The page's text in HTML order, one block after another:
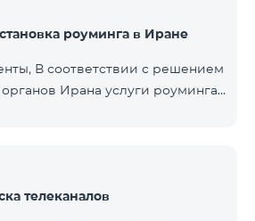
все абоненты с активной
услуг COSMO или COMBO. С
роуминга в Иране
В соответствии с решением
Ирана услуги роуминга
В настоящее время
услуг неизвестны.
телеканалов